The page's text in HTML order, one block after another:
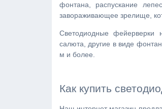
фонтана, распускание
завораживающее зрелище,
Светодиодные
салюта, другие в виде
м и более.
Как купить